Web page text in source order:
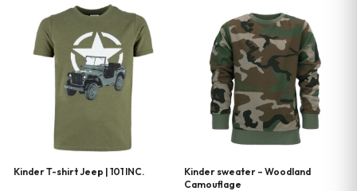
Kinder T-shirt Jeep | 101 INC.
Kinder sweater – Woodland
Camouflage